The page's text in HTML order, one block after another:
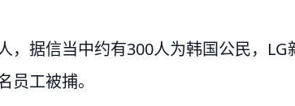
，据信当中约有300人为韩国公民，LG
工被捕。